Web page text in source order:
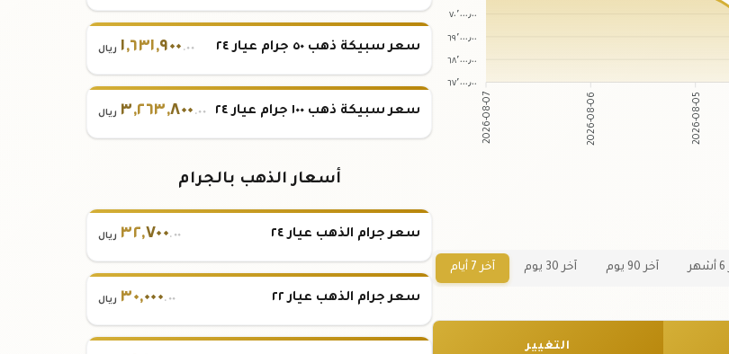
٧٠٬٠٠٠٫٠٠
٦٩٬٠٠٠٫٠٠
٦٨٬٠٠٠٫٠٠
٦٧٬٠٠٠٫٠٠
2026-08-07 2026-08-06 2026-08-05
آخر 90 يوم آخر 30 يوم آخر 7 أيام
التغيير
سعر سبيكة ذهب ٥٠ جرام عيار ٢٤ ١,٦٣١,٩٠٠ .٠٠ ريال
سعر سبيكة ذهب ١٠٠ جرام عيار ٢٤ ٣,٢٦٣,٨٠٠ .٠٠ ريال
أسعار الذهب بالجرام
سعر جرام الذهب عيار ٢٤ ٣٢,٧٠٠.٠٠ ريال
سعر جرام الذهب عيار ٢٢ ٣٠,٠٠٠.٠٠ ريال